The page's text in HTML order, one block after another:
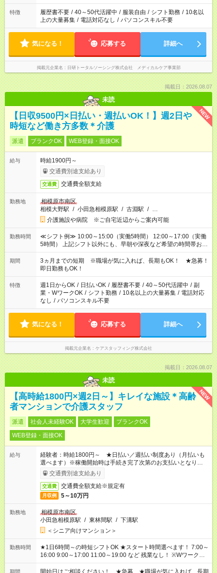
と、もう1つのお仕事の勤務時間が 合計で週40時間を超える場
合は応募できません。
特徴 履歴書不要 / 40～50代活躍中 / 服装自由 / シフト勤務 / 10名以
上の大量募集 / 電話対応なし / パソコンスキル不要
気になる！ 応募する 詳細へ
掲載元企業名 日研トータルソーシング株式会社 メディカルケア事業部
掲載日：2026.08.07
未読
NEW
【日収9500円×日払い・週払いOK！】週2日や
時短など働き方多数＊介護
派遣 ブランクOK WEB登録・面接OK
給与
時給1900円～
交通費別途支給あり
交通費 交通費全額支給
勤務地
相模原市南区
相模大野駅 / 小田急相模原駅 / 古淵駅 / …
介護施設や病院 ※ご自宅近辺からご案内可能
勤務時間
≪シフト例≫ 10:00～15:00（実働5時間） 12:00～17:00（実働
5時間） 上記シフト以外にも、早朝や深夜など希望の時間帯お聞
かせください！ 事前に担当からヒアリングもしますので、ご安
心ください！
期間
3ヵ月までの短期 ※職場が気に入れば、長期もOK！ ★急募！
即日勤務もOK！
特徴 週1日からOK / 日払いOK / 履歴書不要 / 40～50代活躍中 / 副
業・WワークOK / シフト勤務 / 10名以上の大量募集 / 電話対応
なし / パソコンスキル不要
気になる！ 応募する 詳細へ
掲載元企業名 ケアスタッフィング株式会社
掲載日：2026.08.07
未読
NEW
【高時給1800円×週2日～】キレイな施設＊高齢
者マンションで介護スタッフ
派遣 社会人未経験OK 大学生歓迎
ブランクOK
WEB登録・面接OK
給与
経験者：時給1800円～ ★日払い／週払い制度あり（月払いも
選べます）※稼働開始時は手続き完了次第のお支払いとなりま
す。交通費別途支給あり
交通費 交通費全額支給※規定有
月収例 5～10万円
勤務地
相模原市南区
小田急相模原駅 / 東林間駅 / 下溝駅
＜シニア向けマンション＞
勤務時間
★1日6時間～の時短シフトOK ★スタート時間選べます！ 7:00～
16:00 9:00～17:00 11:00～19:00 など 残業なし！ ※Wワークの
場合、他のお仕事と合わせ週40時間超の就業はご案内できませ
ん ※法令に基づき、週20時間以上勤務は社会保険への加入対象
期間 開始日はご相談ください！ ★急募 ★職場が気に入れば、長期